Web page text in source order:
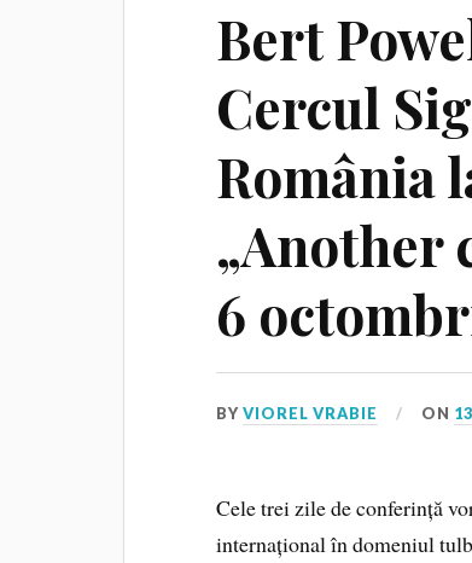
Bert
Cercul
România
„Another
6
BYVIOREL VRABIE ON
Cele trei zile de conferință
internațional în domeniul